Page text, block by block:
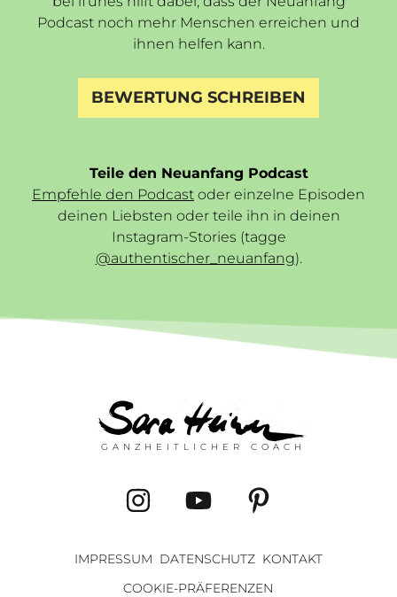
Podcast noch mehr Menschen erreichen und
ihnen helfen kann.
BEWERTUNG SCHREIBEN
Teile den Neuanfang Podcast
Empfehle den Podcast oder einzelne Episoden
deinen Liebsten oder teile ihn in deinen
Instagram-Stories (tagge
@authentischer_neuanfang).
GANZHEITLICHER COACH
IMPRESSUM DATENSCHUTZ KONTAKT
COOKIE-PRÄFERENZEN